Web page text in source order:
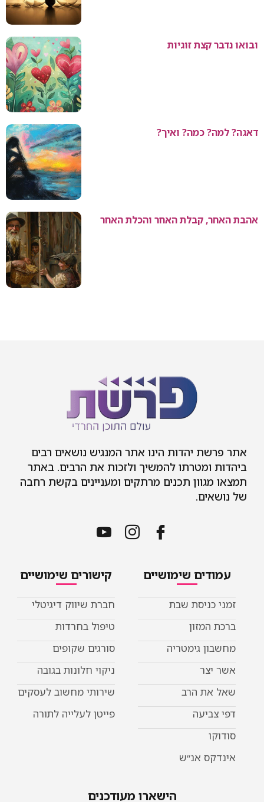
ובואו נדבר קצת זוגיות
דאגה? למה? כמה? ואיך?
אהבת האחר, קבלת האחר והכלת האחר
אתר פרשת יהדות הינו אתר המנגיש נושאים רבים
ביהדות ומטרתו להמשיך ולזכות את הרבים. באתר
תמצאו מגוון תכנים מרתקים ומעניינים בקשת רחבה
של נושאים.
עמודים שימושיים
זמני כניסת שבת
ברכת המזון
מחשבון גימטריה
אשר יצר
שאל את הרב
דפי צביעה
סודוקו
אינדקס אנ״ש
קישורים שימושיים
חברת שיווק דיגיטלי
טיפול בחרדות
סורגים שקופים
ניקוי חלונות בגובה
שירותי מחשוב לעסקים
פייטן לעלייה לתורה
הישארו מעודכנים